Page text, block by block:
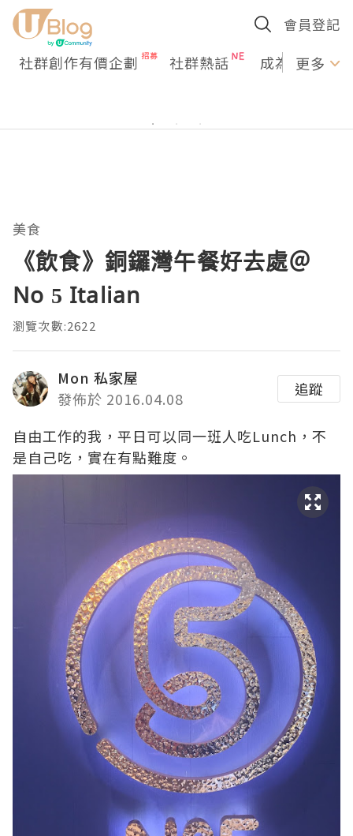
會員登記
社群創作有價企劃 社群熱話 成為U更多
美食
《飲食》銅鑼灣午餐好去處＠
No 5 Italian
瀏覽次數:2622
Mon 私家屋
發佈於 2016.04.08
追蹤
自由工作的我，平日可以同一班人吃Lunch，不
是自己吃，實在有點難度。